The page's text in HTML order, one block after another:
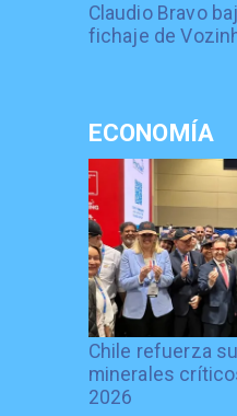
Claudio Bravo
fichaje de
ECONOMÍA
Chile refuerza
minerales
2026